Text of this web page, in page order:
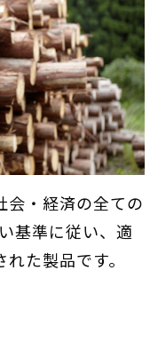
会・経済の全ての
基準に従い、適
た製品です。